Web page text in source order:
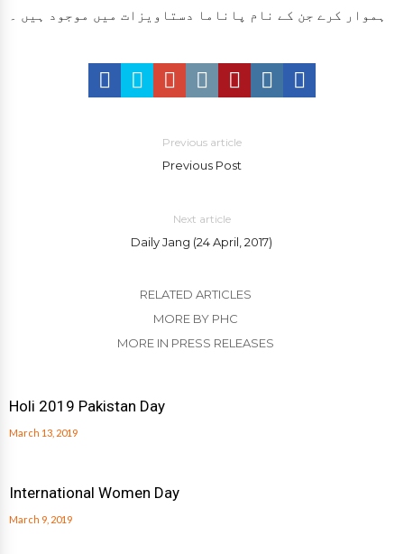
ہموار کرے جن کے نام پاناما دستاویزات میں موجود ہیں ۔
Previous article
Previous Post
Next article
Daily Jang (24 April, 2017)
RELATED ARTICLES
MORE BY PHC
MORE IN PRESS RELEASES
Holi 2019 Pakistan Day
March 13, 2019
International Women Day
March 9, 2019